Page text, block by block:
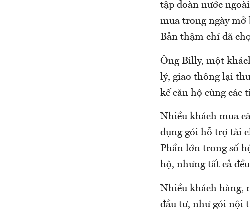
tập đoàn nước
mua trong ngày
Bản thậm chí đã
Ông Billy, một
lý, giao thông lại
kế căn hộ cùng các
Nhiều khách mua
dụng gói hỗ trợ tài
Phần lớn trong số
hộ, nhưng tất cả
Nhiều khách hàng,
đầu tư, như gói nội